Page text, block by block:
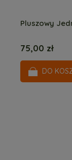
Pluszowy
75,00 zł
DO